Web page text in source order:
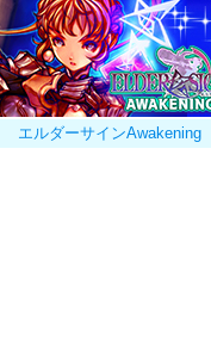
エルダーサインAwakening